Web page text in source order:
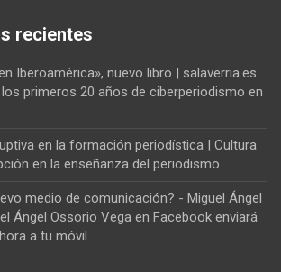
recientes
Iberoamérica», nuevo libro | salaverria.es
primeros 20 años de ciberperiodismo en
en la formación periodística | Cultura
en la enseñanza del periodismo
medio de comunicación? - Miguel Ángel
Ángel Ossorio Vega en Facebook enviará
a tu móvil